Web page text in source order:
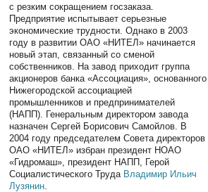
с резким сокращением госзаказа.
Предприятие испытывает серьезные
экономические трудности. Однако в 2003
году в развитии ОАО «НИТЕЛ» начинается
новый этап, связанный со сменой
собственников. На завод приходит группа
акционеров банка «Ассоциация», основанного
Нижегородской ассоциацией
промышленников и предпринимателей
(НАПП). Генеральным директором завода
назначен Сергей Борисович Самойлов. В
2004 году председателем Совета директоров
ОАО «НИТЕЛ» избран президент НОАО
«Гидромаш», президент НАПП, Герой
Социалистического Труда Владимир Ильич
Лузянин